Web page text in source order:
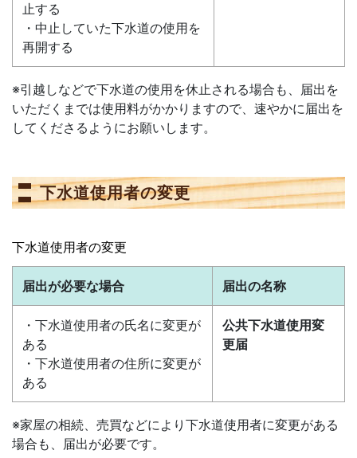
止する
・中止していた下水道の使用を
再開する
※引越しなどで下水道の使用を休止される場合も、届出を
いただくまでは使用料がかかりますので、速やかに届出を
してくださるようにお願いします。
下水道使用者の変更
下水道使用者の変更
届出が必要な場合 届出の名称
・下水道使用者の氏名に変更が
ある
・下水道使用者の住所に変更が
ある
公共下水道使用変
更届
※家屋の相続、売買などにより下水道使用者に変更がある
場合も、届出が必要です。